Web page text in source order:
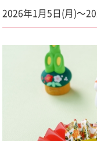
2026年1月5日(月)～